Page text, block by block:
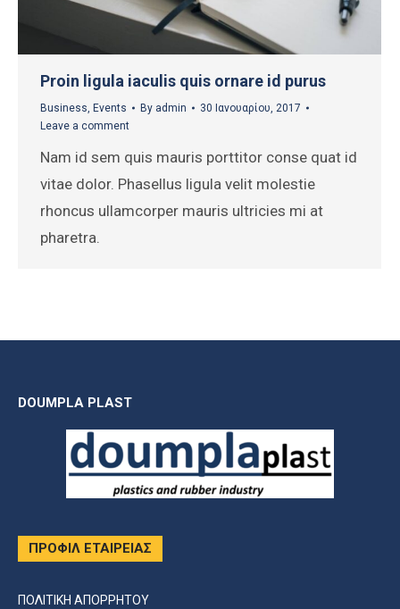
Proin ligula iaculis quis ornare id purus
Business, Events By admin
30 Ιανουαρίου, 2017
Leave a comment
Nam id sem quis mauris porttitor conse quat id
vitae dolor. Phasellus ligula velit molestie
rhoncus ullamcorper mauris ultricies mi at
pharetra.
DOUMPLA PLAST
ΠΡΟΦΙΛ ΕΤΑΙΡΕΙΑΣ
ΠΟΛΙΤΙΚΗ ΑΠΟΡΡΗΤΟΥ